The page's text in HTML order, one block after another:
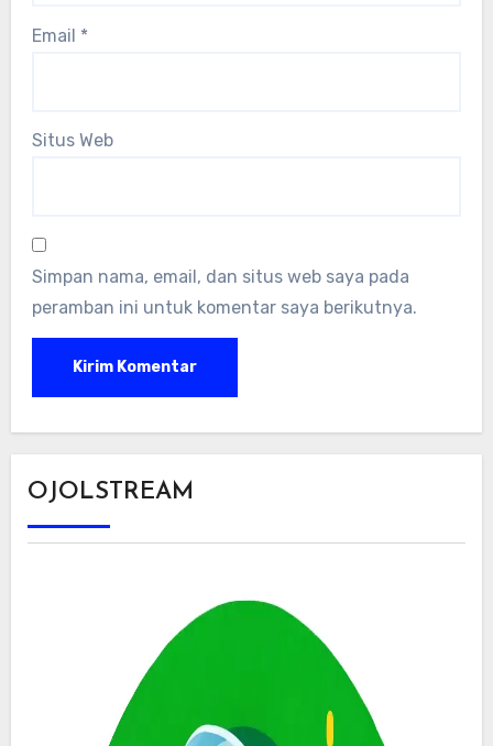
Email *
Situs Web
Simpan nama, email, dan situs web saya pada
peramban ini untuk komentar saya berikutnya.
OJOLSTREAM